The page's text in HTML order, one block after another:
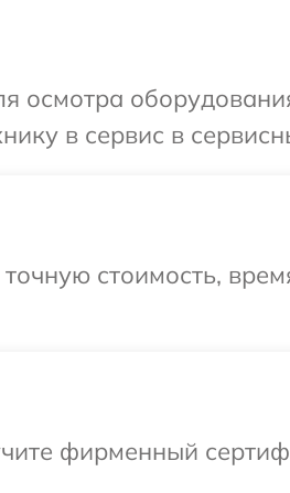
в сервис в
стоимость,
фирменный